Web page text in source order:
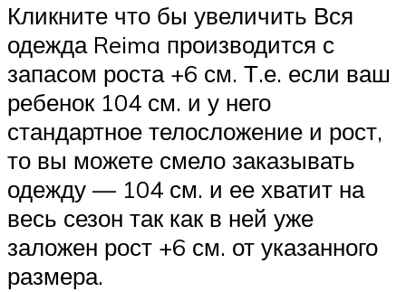
Кликните что бы увеличить Вся
одежда Reima производится с
запасом роста +6 см. Т.е. если ваш
ребенок 104 см. и у него
стандартное телосложение и рост,
то вы можете смело заказывать
одежду — 104 см. и ее хватит на
весь сезон так как в ней уже
заложен рост +6 см. от указанного
размера.